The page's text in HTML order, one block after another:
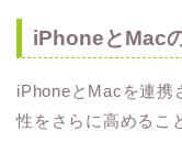
iPhoneとMac
iPhoneとMacを連携
性をさらに高めるこ